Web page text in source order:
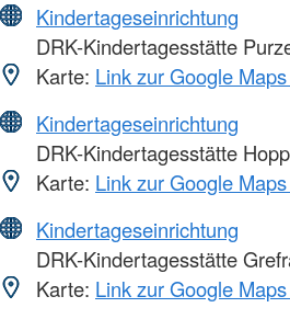
Kindertageseinrichtung
DRK-Kindertagesstätte
Karte: Link zur Google
Kindertageseinrichtung
DRK-Kindertagesstätte
Karte: Link zur Google
Kindertageseinrichtung
DRK-Kindertagesstätte
Karte: Link zur Google